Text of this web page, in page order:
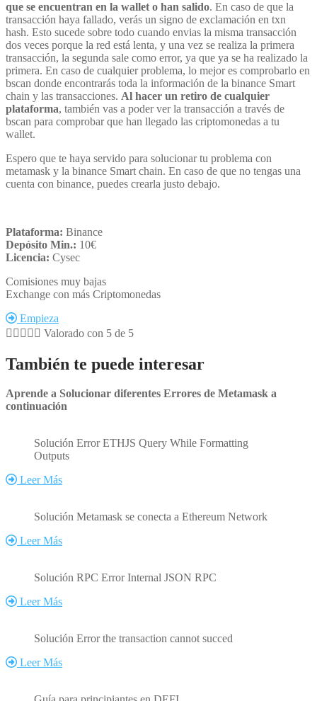
que se encuentran en la wallet o han salido. En caso de que la
transacción haya fallado, verás un signo de exclamación en txn
hash. Esto sucede sobre todo cuando envias la misma transacción
dos veces porque la red está lenta, y una vez se realiza la primera
transacción, la segunda sale como error, ya que ya se ha realizado la
primera. En caso de cualquier problema, lo mejor es comprobarlo en
bscan donde encontrarás toda la información de la binance Smart
chain y las transacciones. Al hacer un retiro de cualquier
plataforma, también vas a poder ver la transacción a través de
bscan para comprobar que han llegado las criptomonedas a tu
wallet.
Espero que te haya servido para solucionar tu problema con
metamask y la binance Smart chain. En caso de que no tengas una
cuenta con binance, puedes crearla justo debajo.
Plataforma: Binance
Depósito Min.: 10€
Licencia: Cysec
Comisiones muy bajas
Exchange con más Criptomonedas
Empieza
     Valorado con 5 de 5
También te puede interesar
Aprende a Solucionar diferentes Errores de Metamask a
continuación
Solución Error ETHJS Query While Formatting
Outputs
Leer Más
Solución Metamask se conecta a Ethereum Network
Leer Más
Solución RPC Error Internal JSON RPC
Leer Más
Solución Error the transaction cannot succed
Leer Más